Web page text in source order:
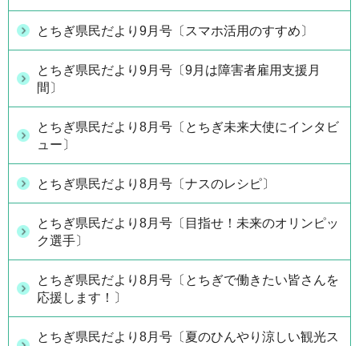
とちぎ県民だより9月号〔スマホ活用のすすめ〕
とちぎ県民だより9月号〔9月は障害者雇用支援月
間〕
とちぎ県民だより8月号〔とちぎ未来大使にインタビ
ュー〕
とちぎ県民だより8月号〔ナスのレシピ〕
とちぎ県民だより8月号〔目指せ！未来のオリンピッ
ク選手〕
とちぎ県民だより8月号〔とちぎで働きたい皆さんを
応援します！〕
とちぎ県民だより8月号〔夏のひんやり涼しい観光ス